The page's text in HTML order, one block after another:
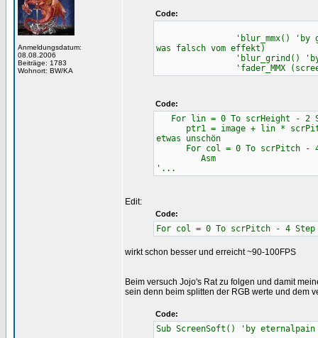
Anmeldungsdatum:
08.08.2006
Beiträge: 1783
Wohnort: BW/KA
Code:
'blur_mmx() 'by
was falsch vom effekt)
'blur_grind() 'by
'fader_MMX
Code:
For lin = 0 To scrHeight - 2
ptr1 = image + lin *
etwas unschön
For col = 0 To scrPitch - 4
Asm
'...
Edit:
Code:
For col = 0 To scrPitch - 4 Step
wirkt schon besser und erreicht ~90-100FPS
Beim versuch Jojo's Rat zu folgen und damit
sein denn beim splitten der RGB werte und dem
Code:
Sub ScreenSoft() 'by eternalpain